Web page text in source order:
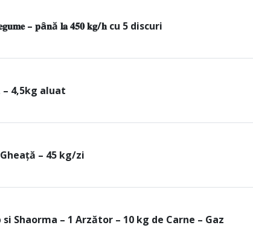
– 𝐩â𝐧ă 𝐥𝐚 𝟒𝟓𝟎 𝐤𝐠/𝐡 cu 5 discuri
4,5kg aluat
– 45 kg/zi
Shaorma – 1 Arzător – 10 kg de Carne – Gaz